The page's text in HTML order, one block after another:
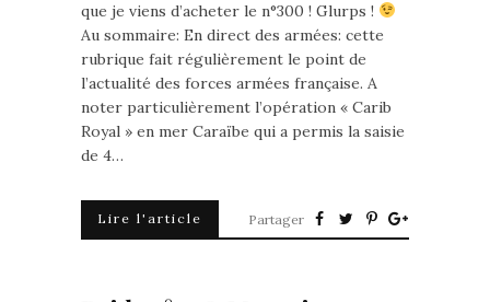
que je viens d’acheter le n°300 ! Glurps !
Au sommaire: En direct des armées: cette
rubrique fait régulièrement le point de
l’actualité des forces armées française. A
noter particulièrement l’opération « Carib
Royal » en mer Caraïbe qui a permis la saisie
de 4…
Lire l'article Partager